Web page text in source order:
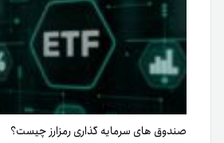
صندوق های سرمایه گذاری رمزارز چیست؟